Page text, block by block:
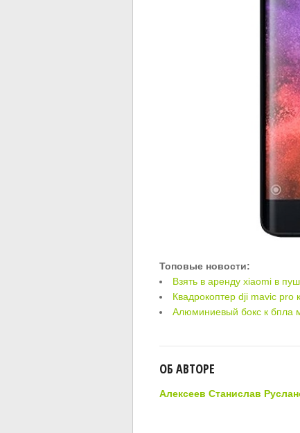
Топовые новости:
Взять в аренду xiaomi в
Квадрокоптер dji mavic pro
Алюминиевый бокс к бпла
ОБ АВТОРЕ
Алексеев Станислав